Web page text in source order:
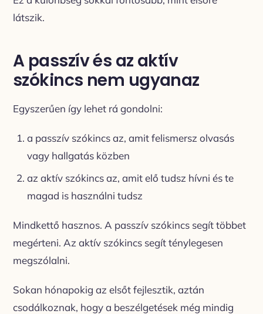
látszik.
A passzív és az aktív
szókincs nem ugyanaz
Egyszerűen így lehet rá gondolni:
a passzív szókincs az, amit felismersz olvasás
vagy hallgatás közben
az aktív szókincs az, amit elő tudsz hívni és te
magad is használni tudsz
Mindkettő hasznos. A passzív szókincs segít többet
megérteni. Az aktív szókincs segít ténylegesen
megszólalni.
Sokan hónapokig az elsőt fejlesztik, aztán
csodálkoznak, hogy a beszélgetések még mindig